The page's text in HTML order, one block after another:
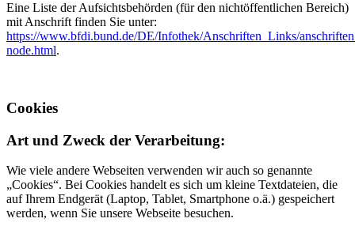
Eine Liste der Aufsichtsbehörden (für den nichtöffentlichen Bereich)
mit Anschrift finden Sie unter:
https://www.bfdi.bund.de/DE/Infothek/Anschriften_Links/
node.html.
Cookies
Art und Zweck der Verarbeitung:
Wie viele andere Webseiten verwenden wir auch so genannte
„Cookies“. Bei Cookies handelt es sich um kleine Textdateien, die
auf Ihrem Endgerät (Laptop, Tablet, Smartphone o.ä.) gespeichert
werden, wenn Sie unsere Webseite besuchen.